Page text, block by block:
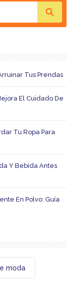
Tus Prendas
El Cuidado De
Tu Ropa Para
Y Bebida Antes
En Polvo: Guía
moda